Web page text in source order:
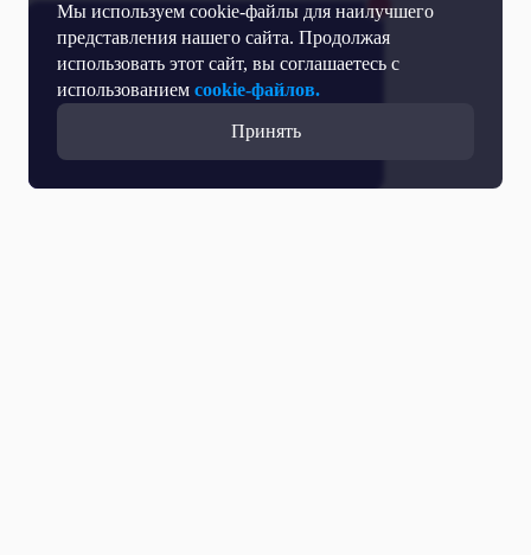
Мы используем cookie-файлы для наилучшего
представления нашего сайта. Продолжая
использовать этот сайт, вы соглашаетесь с
использованием cookie-файлов.
Принять